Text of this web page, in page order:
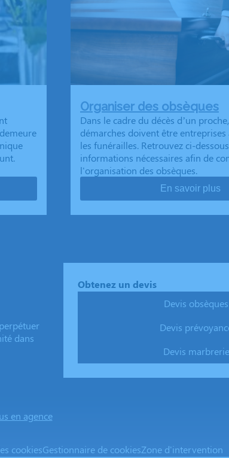
Organiser des obsèques
Dans le cadre du décès d’un
démarches doivent être
les funérailles. Retrouvez ci-
informations nécessaires afin de
l'organisation des obsèques.
En savoir plus
dans
Obtenez un devis
Devis obsèques
Devis
Devis marbrerie
en agence
cookiesGestionnaire de cookiesZone d'intervention